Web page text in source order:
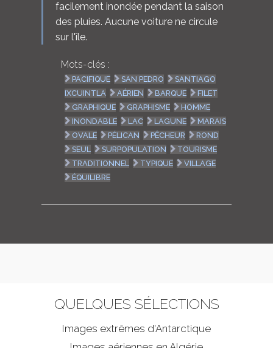
facilement inondée pendant la saison
des pluies. Aucune voiture ne circule
sur l'île.
Mots-clés :
PACIFIQUE SAN PEDRO
SANTIAGO
IXCUINTLA
AÉRIEN BARQUE
FILET
GRAPHIQUE
GRAPHISME
HOMME
INONDABLE
LAC LAGUNE
MARAIS
OVALE
PÉLICAN PÊCHEUR
ROND
SEUL
SURPOPULATION
TOURISME
TRADITIONNEL
TYPIQUE
VILLAGE
ÉQUILIBRE
QUELQUES SÉLECTIONS
Images extrêmes d'Antarctique